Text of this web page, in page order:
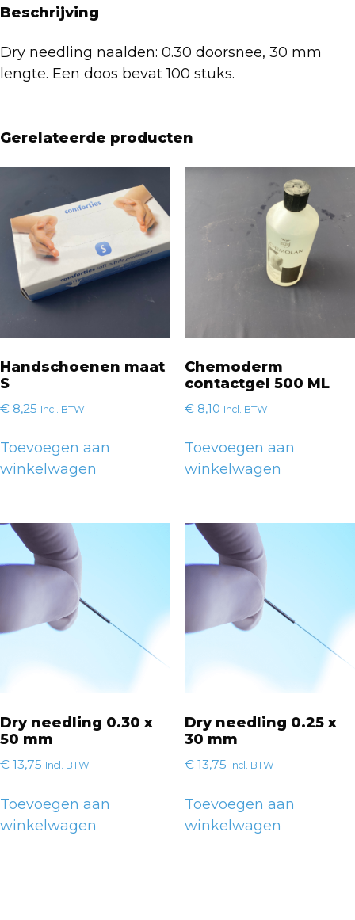
Beschrijving
Dry needling naalden: 0.30 doorsnee, 30 mm
lengte. Een doos bevat 100 stuks.
Gerelateerde producten
Handschoenen maat
S
€ 8,25 Incl. BTW
Toevoegen aan
winkelwagen
Chemoderm
contactgel 500 ML
€8,10 Incl. BTW
Toevoegen aan
winkelwagen
Dry needling 0.30 x
50 mm
€ 13,75 Incl. BTW
Toevoegen aan
winkelwagen
Dry needling 0.25 x
30 mm
€13,75 Incl. BTW
Toevoegen aan
winkelwagen